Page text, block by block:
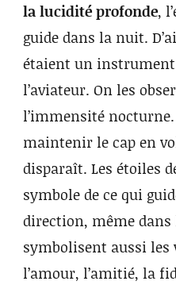
la lucidité profonde,
guide dans la nuit.
étaient un
l’aviateur. On les
l’immensité
maintenir le cap en
disparaît. Les étoiles
symbole de ce qui
direction, même dans
symbolisent aussi les
l’amour, l’amitié, la